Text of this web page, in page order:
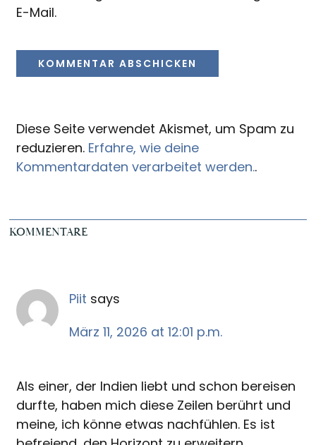
E-Mail.
Diese Seite verwendet Akismet, um Spam zu
reduzieren. Erfahre, wie deine
Kommentardaten verarbeitet werden..
KOMMENTARE
Piit says
März 11, 2026 at 12:01 p.m.
Als einer, der Indien liebt und schon bereisen
durfte, haben mich diese Zeilen berührt und
meine, ich könne etwas nachfühlen. Es ist